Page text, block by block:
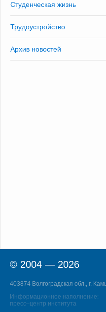
Студенческая жизнь
Трудоустройство
Архив новостей
© 2004 — 2026
403874 Волгоградская обл., г.
Информационное наполнение:
пресс–центр института